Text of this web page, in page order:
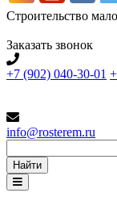
Строительство
Заказать звонок
+7 (902) 040-30-01
info@rosterem.ru
Найти